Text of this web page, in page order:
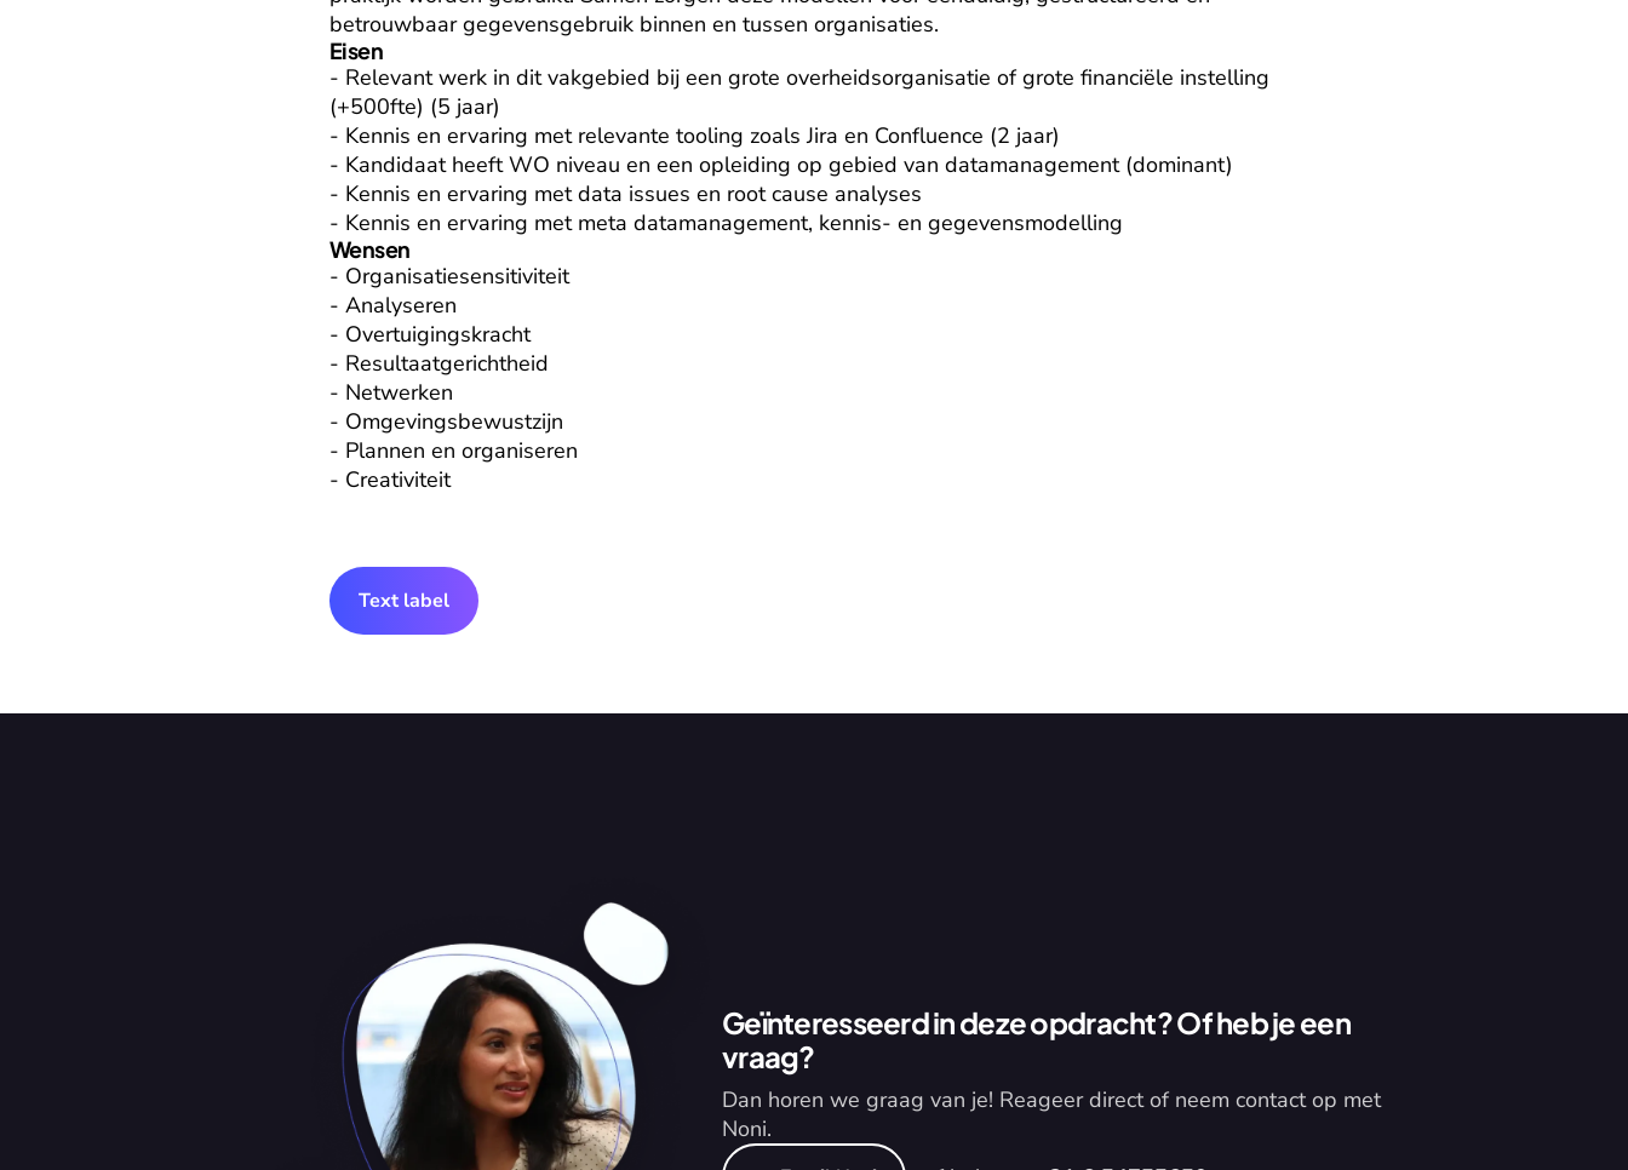
betrouwbaar gegevensgebruik binnen en tussen organisaties.
Eisen
- Relevant werk in dit vakgebied bij een grote overheidsorganisatie of grote financiële instelling
(+500fte) (5 jaar)
- Kennis en ervaring met relevante tooling zoals Jira en Confluence (2 jaar)
- Kandidaat heeft WO niveau en een opleiding op gebied van datamanagement (dominant)
- Kennis en ervaring met data issues en root cause analyses
- Kennis en ervaring met meta datamanagement, kennis- en gegevensmodelling
Wensen
- Organisatiesensitiviteit
- Analyseren
- Overtuigingskracht
- Resultaatgerichtheid
- Netwerken
- Omgevingsbewustzijn
- Plannen en organiseren
- Creativiteit
Text label
Geïnteresseerd in deze opdracht? Of heb je een
vraag?
Dan horen we graag van je! Reageer direct of neem contact op met
Noni.